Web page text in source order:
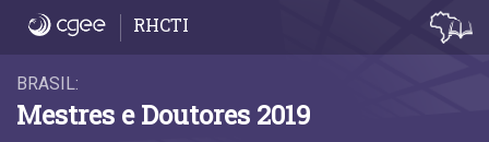
6.5 Remuneração por área do
RHCTI
BRASIL:
Mestres e Doutores 2019